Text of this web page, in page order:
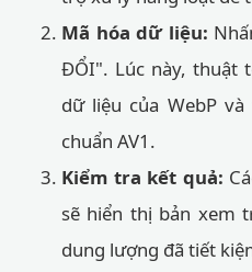
Mã hóa dữ liệu:
ĐỔI". Lúc này, thuật
dữ liệu của WebP
chuẩn AV1.
Kiểm tra kết quả:
sẽ hiển thị bản xem
dung lượng đã tiết